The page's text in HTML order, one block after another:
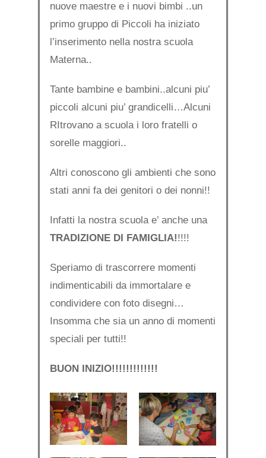
nuove maestre e i nuovi bimbi ..un
primo gruppo di Piccoli ha iniziato
l’inserimento nella nostra scuola
Materna..
Tante bambine e bambini..alcuni piu’
piccoli alcuni piu’ grandicelli…Alcuni
RItrovano a scuola i loro fratelli o
sorelle maggiori..
Altri conoscono gli ambienti che sono
stati anni fa dei genitori o dei nonni!!
Infatti la nostra scuola e’ anche una
TRADIZIONE DI FAMIGLIA!!!!!
Speriamo di trascorrere momenti
indimenticabili da immortalare e
condividere con foto disegni…
Insomma che sia un anno di momenti
speciali per tutti!!
BUON INIZIO!!!!!!!!!!!!!